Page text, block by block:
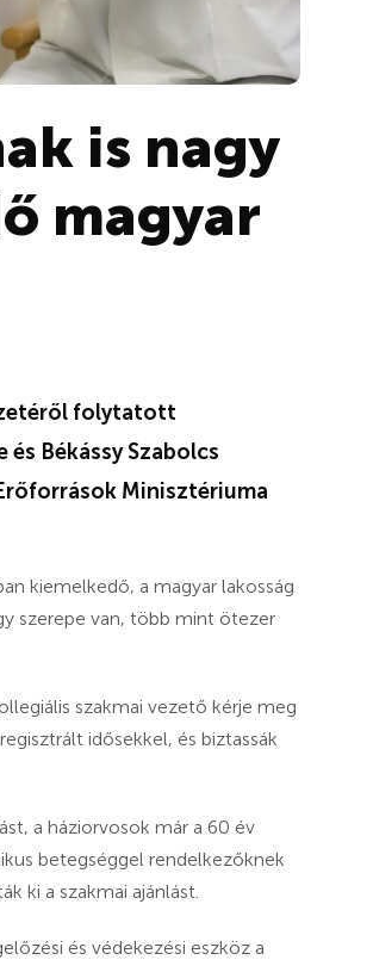
is nagy
magyar
folytatott
Békássy Szabolcs
Minisztériuma
kiemelkedő, a magyar lakosság
szerepe van, több mint ötezer
szakmai vezető kérje meg
idősekkel, és biztassák
a háziorvosok már a 60 év
betegséggel rendelkezőknek
ki a szakmai ajánlást.
és védekezési eszköz a